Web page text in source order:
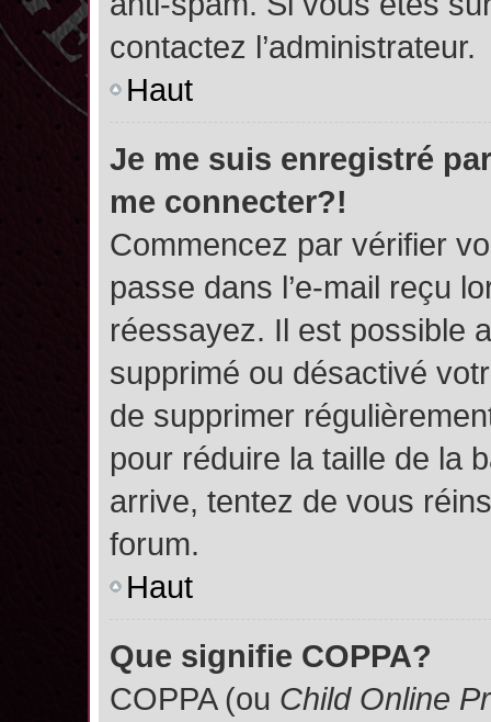
contactez l’administrateur.
Haut
Je me suis enregistré
me connecter?!
Commencez par vérifier
passe dans l’e-mail reçu
réessayez. Il est possible
supprimé ou désactivé
de supprimer
pour réduire la taille de la
arrive, tentez de vous
forum.
Haut
Que signifie COPPA?
COPPA (ou Child Online